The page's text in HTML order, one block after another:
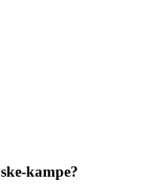
kampe?